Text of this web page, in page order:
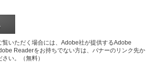
覧いただく場合には、Adobe社が提供するAdobe
Readerをお持ちでない方は、バナーのリンク先か
い。（無料）